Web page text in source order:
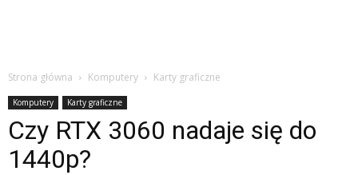
Strona główna Komputery Karty graficzne
Komputery Karty graficzne
Czy RTX 3060 nadaje się do
1440p?